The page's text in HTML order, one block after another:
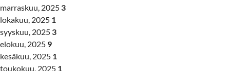
marraskuu, 2025 3
lokakuu, 2025 1
syyskuu, 2025 3
elokuu, 2025 9
kesäkuu, 2025 1
toukokuu, 2025 1